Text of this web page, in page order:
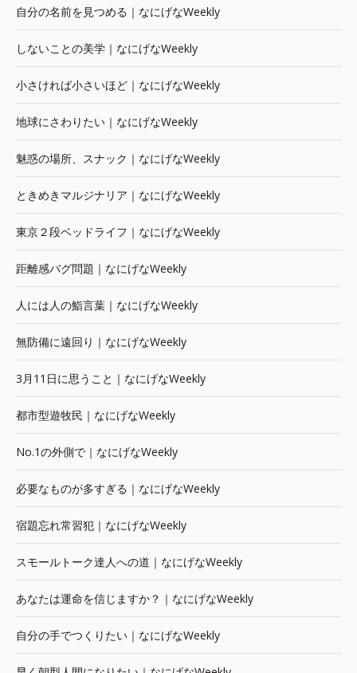
自分の名前を見つめる｜なにげなWeekly
しないことの美学｜なにげなWeekly
小さければ小さいほど｜なにげなWeekly
地球にさわりたい｜なにげなWeekly
魅惑の場所、スナック｜なにげなWeekly
ときめきマルジナリア｜なにげなWeekly
東京２段ベッドライフ｜なにげなWeekly
距離感バグ問題｜なにげなWeekly
人には人の鮨言葉｜なにげなWeekly
無防備に遠回り｜なにげなWeekly
3月11日に思うこと｜なにげなWeekly
都市型遊牧民｜なにげなWeekly
No.1の外側で｜なにげなWeekly
必要なものが多すぎる｜なにげなWeekly
宿題忘れ常習犯｜なにげなWeekly
スモールトーク達人への道｜なにげなWeekly
あなたは運命を信じますか？｜なにげなWeekly
自分の手でつくりたい｜なにげなWeekly